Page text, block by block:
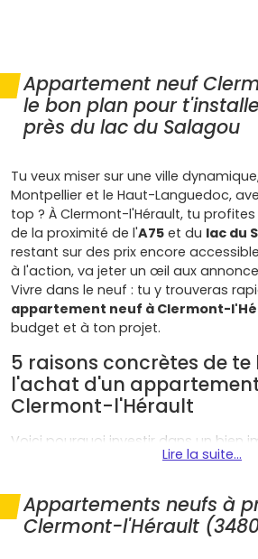
Appartement neuf
le bon plan pour
près du lac du Salagou
Tu veux miser sur une ville
Montpellier et le Haut-Languedoc,
top ? À Clermont-l'Hérault, tu
de la proximité de l'A75 et du lac du
restant sur des prix encore
à l'action, va jeter un œil aux
Vivre dans le neuf : tu y trouveras
appartement neuf à Clermont-
budget et à ton projet.
5 raisons concrètes de
l'achat d'un
Clermont-l'Hérault
Voici pourquoi investir dans un bien
Clermont-l'Hérault est une excellente
Emplacement stratégique
: la
de l'A75(Montpellier, Béziers,
d'un bassin de vie très actif. Tu
Lire la suite...
Appartements neufs à
Clermont-l'Hérault